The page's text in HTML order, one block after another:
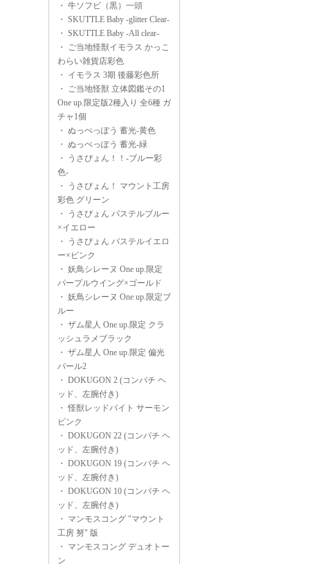
・ 牛ソフビ（黒）一頭
・ SKUTTLE Baby -glitter Clear-
・ SKUTTLE Baby -All clear-
・ ご当地怪獣イモラス かっこ
わらい雑貨店彩色
・ イモラス 3期 後藤彩色所
・ ご当地怪獣 立体図鑑その1
One up.限定版2種入り 全6種 ガ
チャ1個
・ ぬっぺっぽう 蓄光-黄色
・ ぬっぺっぽう 蓄光-緑
・
うさぴょん！！-ブルー彩
色-
・
うさぴょん！ マウント工房
彩色 グリーン
・
うさぴょん パステルブルー
×イエロー
・
うさぴょん パステルイエロ
ー×ピンク
・ 妖鳥シレーヌ One up.限定
パープルウイング×ゴールド
・ 妖鳥シレーヌ One up.限定ブ
ルー
・ ザム星人 One up.限定 クラ
ッシュラメブラック
・ ザム星人 One up.限定 偏光
パール2
・ DOKUGON 2 (コンパチ ヘ
ッド、左腕付き)
・怪獣レッドバイト サーモン
ピンク
・ DOKUGON 22 (コンパチ ヘ
ッド、左腕付き)
・ DOKUGON 19 (コンパチ ヘ
ッド、左腕付き)
・ DOKUGON 10 (コンパチ ヘ
ッド、左腕付き)
・ マンモスコング "マウント
工房 努" 版
・ マンモスコング デュオトー
ン